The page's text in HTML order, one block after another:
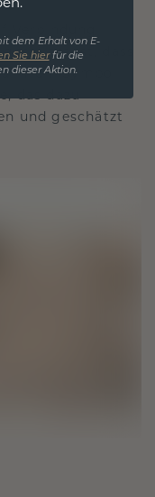
Verbindung
ist, dass
Ihrem Symbol
das dazu
und geschätzt
dem Erhalt von E-
Sie hierfür die
dieser Aktion.